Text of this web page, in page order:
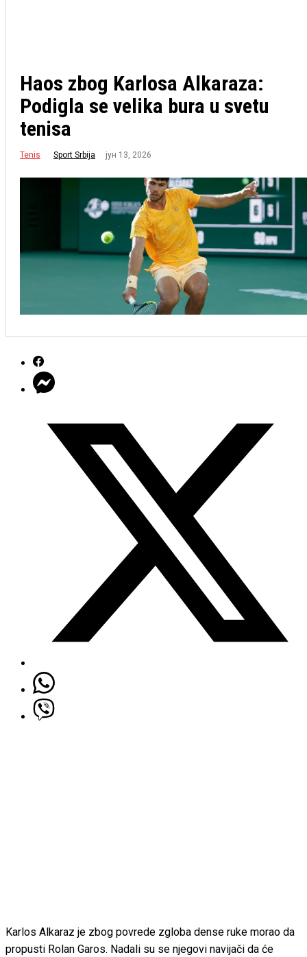
Haos zbog Karlosa Alkaraza:
Podigla se velika bura u svetu
tenisa
Tenis Sport Srbija јун 13, 2026
Karlos Alkaraz je zbog povrede zgloba dense ruke morao da
propusti Rolan Garos. Nadali su se njegovi navijači da će